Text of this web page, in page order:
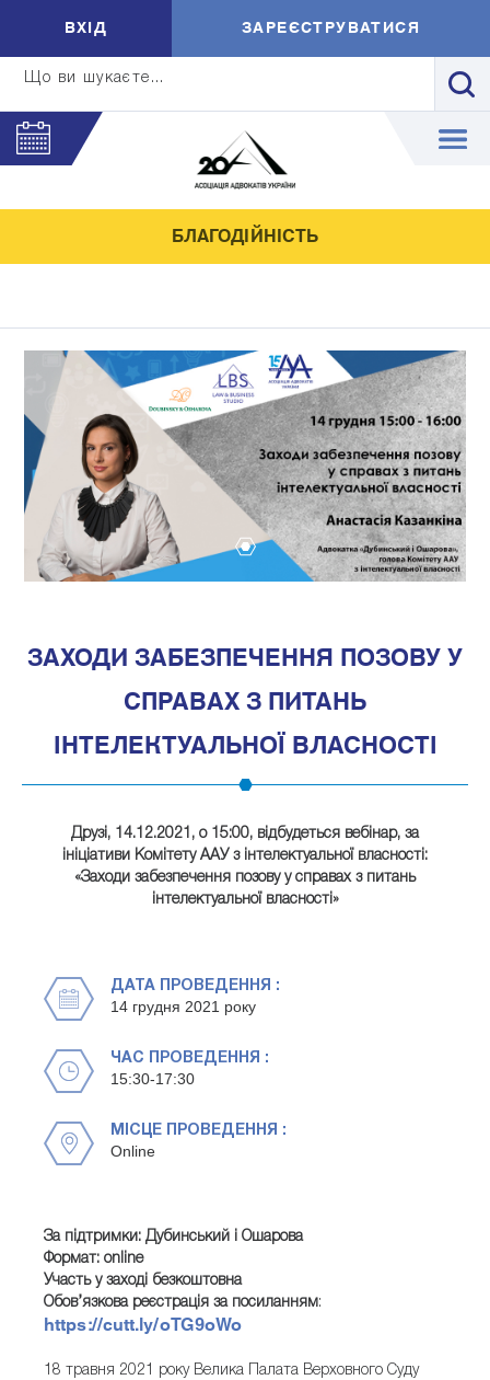
Що ви шукаєте...
ВXIД ЗАРЕЄСТРУВАТИСЯ
БЛАГОДІЙНІСТЬ
ЗАХОДИ ЗАБЕЗПЕЧЕННЯ ПОЗОВУ У
СПРАВАХ З ПИТАНЬ
ІНТЕЛЕКТУАЛЬНОЇ ВЛАСНОСТІ
Друзі, 14.12.2021, о 15:00, відбудеться вебінар, за
ініціативи Комітету ААУ з інтелектуальної власності:
«Заходи забезпечення позову у справах з питань
інтелектуальної власності »
ДАТА ПРОВЕДЕННЯ :
14 грудня 2021 року
ЧАС ПРОВЕДЕННЯ :
15:30-17:30
МІСЦЕ ПРОВЕДЕННЯ :
Online
За підтримки: Дубинський і Ошарова
Формат: online
Участь у заході безкоштовна
Обов’язкова реєстрація за посиланням:
https://cutt.ly/oTG9oWo
18 травня 2021 року Велика Палата Верховного Суду